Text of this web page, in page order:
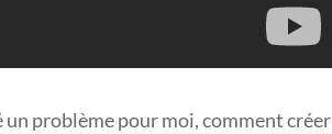
un problème pour moi, comment créer